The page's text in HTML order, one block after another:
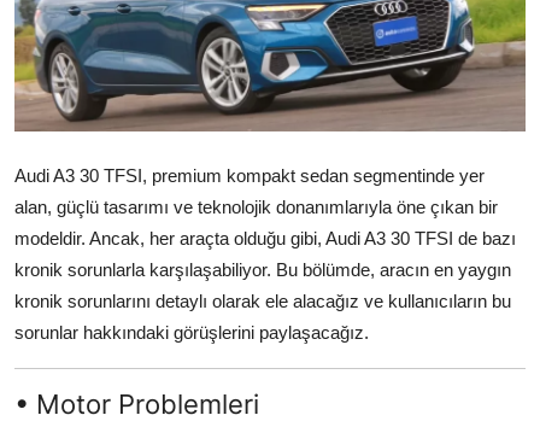
Kiralama & Filo
Sürüş & Güvenlik
Lastik & Jant
Yağlar & Sıvılar
LPG & Yakıt
Elektrik & Akü
Klima & Konfor
Aydınlatma & Görüş
Audi A3 30 TFSI, premium kompakt sedan segmentinde yer
alan, güçlü tasarımı ve teknolojik donanımlarıyla öne çıkan bir
modeldir. Ancak, her araçta olduğu gibi, Audi A3 30 TFSI de bazı
kronik sorunlarla karşılaşabiliyor. Bu bölümde, aracın en yaygın
kronik sorunlarını detaylı olarak ele alacağız ve kullanıcıların bu
sorunlar hakkındaki görüşlerini paylaşacağız.
• Motor Problemleri